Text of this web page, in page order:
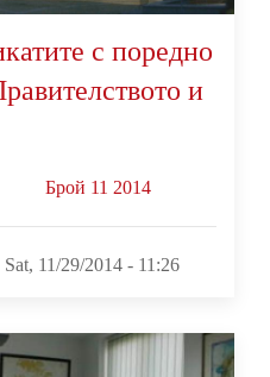
с поредно
и
Брой 11 2014
Sat, 11/29/2014 - 11:26